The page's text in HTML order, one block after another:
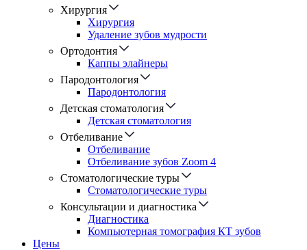
Хирургия
Хирургия
Удаление зубов мудрости
Ортодонтия
Каппы элайнеры
Пародонтология
Пародонтология
Детская стоматология
Детская стоматология
Отбеливание
Отбеливание
Отбеливание зубов Zoom 4
Стоматологические туры
Cтоматологические туры
Консультации и диагностика
Диагностика
Компьютерная томография КТ зубов
Цены